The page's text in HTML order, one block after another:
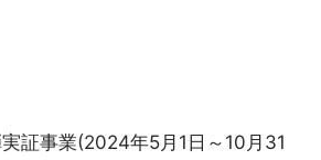
証事業(2024年5月1日～10月31